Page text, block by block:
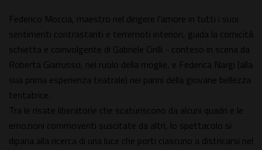
Federico Moccia, maestro nel dirigere l'amore in tutti i suoi
sentimenti contrastanti e terremoti interiori, guida la comicità
schietta e coinvolgente di Gabriele Cirilli - conteso in scena da
Roberta Giarrusso, nel ruolo della moglie, e Federica Nargi (alla
sua prima esperienza teatrale) nei panni della giovane bellezza
tentatrice.
Tra le risate liberatorie che scaturiscono da alcuni quadri e le
emozioni commoventi suscitate da altri, lo spettacolo si
dipana alla ricerca di una luce che porti ciascuno a districarsi nel